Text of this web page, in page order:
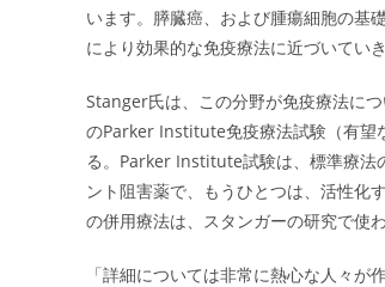
います。膵臓癌、および腫瘍細胞の基
により効果的な免疫療法に近づいてい
Stanger氏は、この分野が免疫療法に
のParker Institute免疫療法試験（有望
る。Parker Institute試験は、標準療法
ント阻害薬で、もうひとつは、活性化
の併用療法は、スタンガーの研究で使
「詳細については非常に熱心な人々